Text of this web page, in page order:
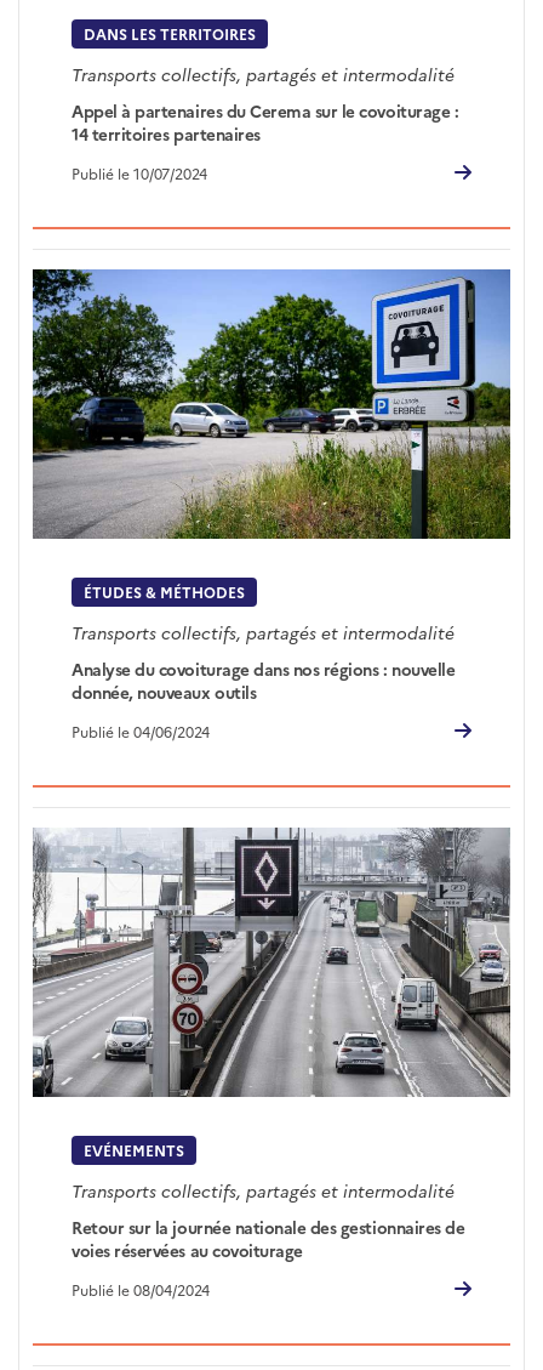
DANS LES TERRITOIRES
Transports collectifs, partagés et intermodalité
Appel à partenaires du Cerema sur le covoiturage :
14 territoires partenaires
Publié le 10/07/2024
ÉTUDES & MÉTHODES
Transports collectifs, partagés et intermodalité
Analyse du covoiturage dans nos régions : nouvelle
donnée, nouveaux outils
Publié le 04/06/2024
EVÉNEMENTS
Transports collectifs, partagés et intermodalité
Retour sur la journée nationale des gestionnaires de
voies réservées au covoiturage
Publié le 08/04/2024